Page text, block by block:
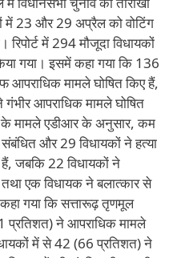
में 23 और 29 अप्रैल को वोटिंग
रिपोर्ट में 294 मौजूदा विधायकों
गया। इसमें कहा गया कि 136
आपराधिक मामले घोषित किए हैं,
आपराधिक मामले घोषित
के मामले एडीआर के अनुसार, कम
और 29 विधायकों ने हत्या
जबकि 22 विधायकों ने
एक विधायक ने बलात्कार से
कहा गया कि सत्तारूढ़ तृणमूल
ने आपराधिक मामले
में से 42 (66 प्रतिशत) ने